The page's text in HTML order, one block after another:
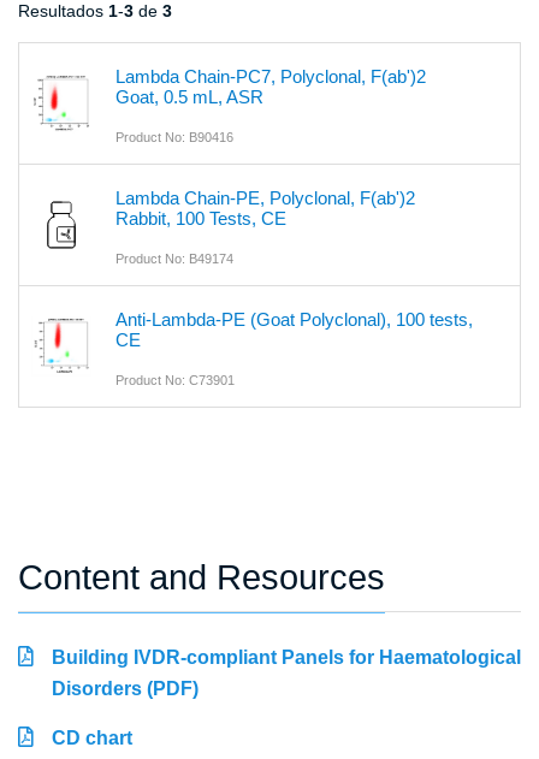
Resultados 1-3 de 3
Lambda Chain-PC7, Polyclonal, F(ab')2
Goat, 0.5 mL, ASR
Product No: B90416
Lambda Chain-PE, Polyclonal, F(ab')2
Rabbit, 100 Tests, CE
Product No: B49174
Anti-Lambda-PE (Goat Polyclonal), 100 tests,
CE
Product No: C73901
Content and Resources
Building IVDR-compliant Panels for Haematological
Disorders (PDF)
CD chart